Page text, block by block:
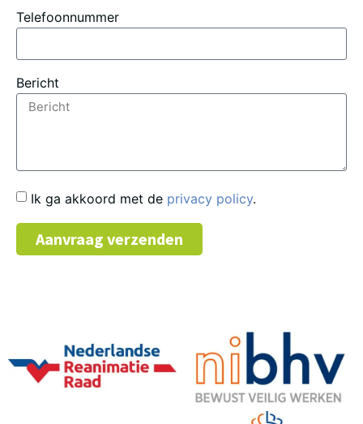
Telefoonnummer
Bericht
Ik ga akkoord met de privacy policy.
Aanvraag verzenden